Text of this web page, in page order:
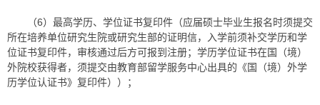
（6）最高学历、学位证书复印件（应届硕士毕业生报名时须提交
所在培养单位研究生院或研究生部的证明信，入学前须补交学历和学
位证书复印件，审核通过后方可报到注册；学历学位证书在国（境）
外院校获得者，须提交由教育部留学服务中心出具的《国（境）外学
历学位认证书》复印件））；